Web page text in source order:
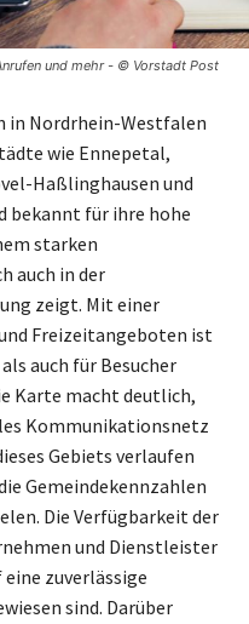
und mehr - © Vorstadt Post
in Nordrhein-Westfalen
wie Ennepetal,
Haßlinghausen und
bekannt für ihre hohe
starken
auch in der
zeigt. Mit einer
Freizeitangeboten ist
auch für Besucher
Karte macht deutlich,
Kommunikationsnetz
Gebiets verlaufen
Gemeindekennzahlen
Die Verfügbarkeit der
und Dienstleister
zuverlässige
sind. Darüber